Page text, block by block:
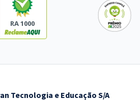
RA 1000
Tecnologia e Educação S/A